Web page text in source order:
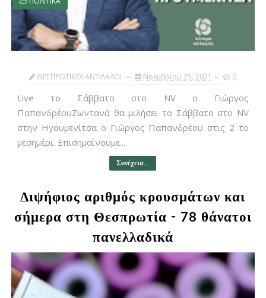
ΘΕΣΠΡΩΤΙΚΟΙ ΑΝΤΙΛΑΛΟΙ Νοεμβρίου 25, 2021 0
Live το Σάββατο στο NV ο Γιώργος
ΠαπανδρέουΖωντανά θα μιλήσει το Σάββατο στο ΝV
στην Ηγουμενίτσα ο Γιώργος Παπανδρέου στις 2 το
μεσημέρι. Επισημαίνουμε...
Συνέχεια...
Διψήφιος αριθμός κρουσμάτων και
σήμερα στη Θεσπρωτία - 78 θάνατοι
πανελλαδικά